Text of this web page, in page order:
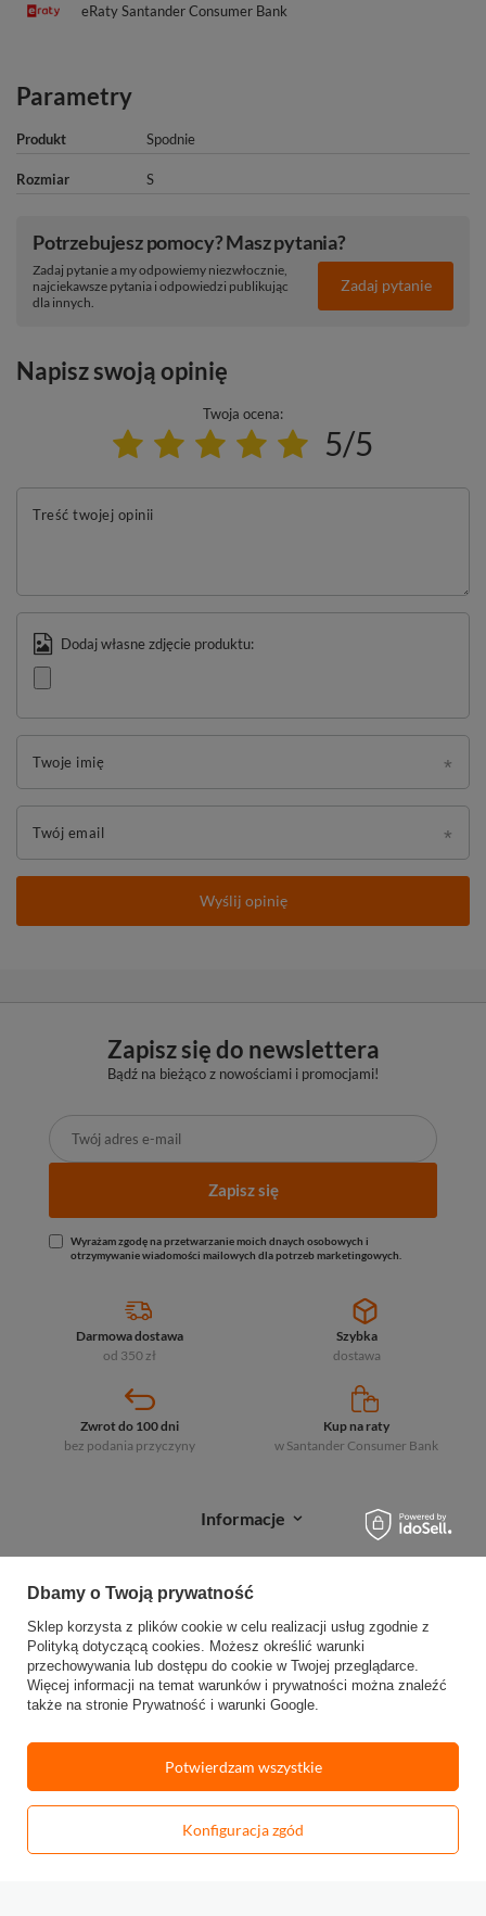
Dodaj do koszyka
eRaty Santander Consumer Bank
Parametry
Produkt Spodnie
Rozmiar S
Potrzebujesz pomocy? Masz pytania?
Zadaj pytanie a my odpowiemy niezwłocznie,
najciekawsze pytania i odpowiedzi publikując
dla innych.
Zadaj pytanie
Napisz swoją opinię
Twoja ocena:
5/5
Treść twojej opinii
Dodaj własne zdjęcie produktu:
Twoje imię
Twój email
Wyślij opinię
Zapisz się do newslettera
Bądź na bieżąco z nowościami i promocjami!
Zapisz się
Wyrażam zgodę na przetwarzanie moich dnaych osobowych i
otrzymywanie wiadomości mailowych dla potrzeb marketingowych.
Darmowa dostawa
od 350 zł
Szybka
dostawa
Zwrot do 100 dni
bez podania przyczyny
Kup na raty
w Santander Consumer Bank
Informacje
Moje zamówienia
Sprawdź status zamówienia
Śledź przesyłkę
Zwroty
Dbamy o Twoją prywatność
Sklep korzysta z plików cookie w celu realizacji usług zgodnie z
Polityką dotyczącą cookies. Możesz określić warunki
przechowywania lub dostępu do cookie w Twojej przeglądarce.
Więcej informacji na temat warunków i prywatności można znaleźć
także na stronie Prywatność i warunki Google.
Konfiguracja zgód
Potwierdzam wszystkie